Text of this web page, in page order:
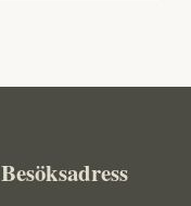
Besöksadress